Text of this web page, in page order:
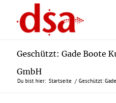
Geschützt: Gade Boote
GmbH
Du bist hier: Startseite / Geschützt: